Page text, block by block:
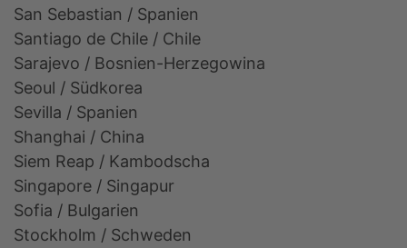
San Sebastian / Spanien
Santiago de Chile / Chile
Sarajevo / Bosnien-Herzegowina
Seoul / Südkorea
Sevilla / Spanien
Shanghai / China
Siem Reap / Kambodscha
Singapore / Singapur
Sofia / Bulgarien
Stockholm / Schweden